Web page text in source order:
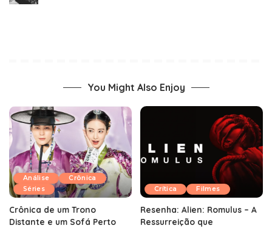
You Might Also Enjoy
Análise
Crônica
Séries
Crônica de um Trono
Distante e um Sofá Perto
Crítica Filmes
Resenha: Alien: Romulus – A
Ressurreição que